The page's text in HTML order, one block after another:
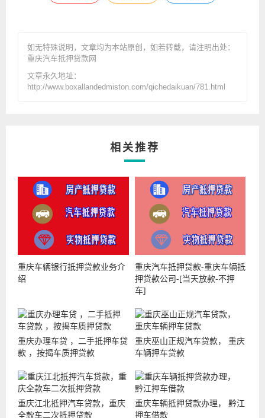
如无特殊说明，文章均为本站原创 ，如若转载，请注明出处：
重庆汽车抵押贷款网
文章永久地址：
http://www.boxallandedmiston.com/qichedaikuan/781.html
相关推荐
重庆车辆银行抵押贷款业务介
绍
重庆汽车抵押贷款-重庆车辆抵
押贷款公司-[当天放款-不押
车]
重庆办理车贷 ，二手抵押车贷
款 ，按揭车质押贷款
重庆巫山正规汽车贷款， 重庆
车辆押车贷款
重庆江北抵押汽车贷款，重庆
全款车二次抵押贷款
重庆车辆抵押贷款办理， 黔江
押车借款